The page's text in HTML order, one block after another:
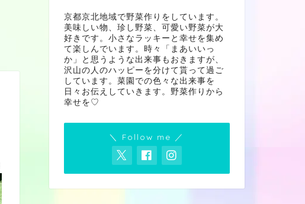
京都京北地域で野菜作りをしています。
美味しい物、珍し野菜、可愛い野菜が大
好きです。小さなラッキーと幸せを集め
て楽しんでいます。時々「まあいいっ
か」と思うような出来事もおきますが、
沢山の人のハッピーを分けて貰って過ご
しています。菜園での色々な出来事を
日々お伝えしていきます。野菜作りから
幸せを♡
＼ Follow me ／